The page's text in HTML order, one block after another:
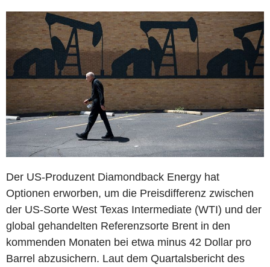
Der US-Produzent Diamondback Energy hat
Optionen erworben, um die Preisdifferenz zwischen
der US-Sorte West Texas Intermediate (WTI) und der
global gehandelten Referenzsorte Brent in den
kommenden Monaten bei etwa minus 42 Dollar pro
Barrel abzusichern. Laut dem Quartalsbericht des